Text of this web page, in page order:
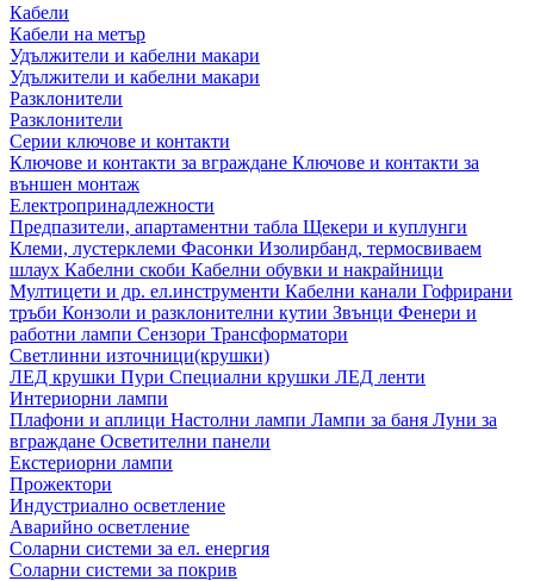
Кабели
Кабели на метър
Удължители и кабелни макари
Удължители и кабелни макари
Разклонители
Разклонители
Серии ключове и контакти
Ключове и контакти за вграждане Ключове и контакти за
външен монтаж
Електропринадлежности
Предпазители, апартаментни табла Щекери и куплунги
Клеми, лустерклеми Фасонки Изолирбанд, термосвиваем
шлаух Кабелни скоби Кабелни обувки и накрайници
Мултицети и др. ел.инструменти Кабелни канали Гофрирани
тръби Конзоли и разклонителни кутии Звънци Фенери и
работни лампи Сензори Трансформатори
Светлинни източници(крушки)
ЛЕД крушки Пури Специални крушки ЛЕД ленти
Интериорни лампи
Плафони и аплици Настолни лампи Лампи за баня Луни за
вграждане Осветителни панели
Екстериорни лампи
Прожектори
Индустриално осветление
Аварийно осветление
Соларни системи за ел. енергия
Соларни системи за покрив